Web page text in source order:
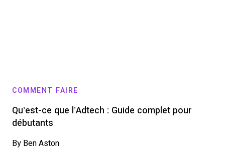
COMMENT FAIRE
Qu’est-ce que l’Adtech : Guide complet pour
débutants
By Ben Aston